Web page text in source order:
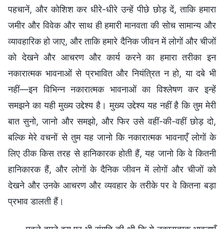
पहचानें, और कोशिश कर धीरे-धीरे उन्हें पीछे छोड़ दें, ताकि हमारा
जमीर और विवेक और साथ ही हमारी मानवता की सोच सामान्य और
व्यावहारिक हो जाए, और ताकि हमारे दैनिक जीवन में लोगों और चीजों
को देखने और आचरण और कार्य करने का हमारा तरीका इन
नकारात्मक भावनाओं से प्रभावित और नियंत्रित न हो, या दबे भी
नहीं—इन विभिन्न नकारात्मक भावनाओं का विश्लेषण कर इन्हें
समझने का यही मुख्य उद्देश्य है। मुख्य उद्देश्य यह नहीं है कि तुम मेरी
बात सुनो, जानो और समझो, और फिर उसे वहीं-की-वहीं छोड़ दो,
बल्कि मेरे वचनों से तुम यह जानो कि नकारात्मक भावनाएँ लोगों के
लिए ठीक किस तरह से हानिकारक होती हैं, यह जानो कि वे कितनी
हानिकारक हैं, और लोगों के दैनिक जीवन में लोगों और चीजों को
देखने और उनके आचरण और व्यवहार के तरीके पर वे कितना बड़ा
प्रभाव डालती हैं।